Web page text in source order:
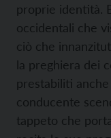
proprie identità.
occidentali che
ciò che
la preghiera dei
prestabiliti
conducente
tappeto che